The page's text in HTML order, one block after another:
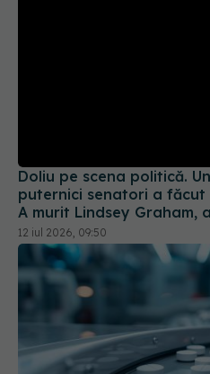
Doliu pe scena politică.
puternici senatori a făcut
A murit Lindsey Graham,
12 iul 2026, 09:50